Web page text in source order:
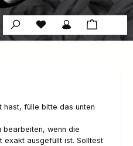
You have 0 wishlist
hast, fülle bitte das unten
bearbeiten, wenn die
exakt ausgefüllt ist. Solltest